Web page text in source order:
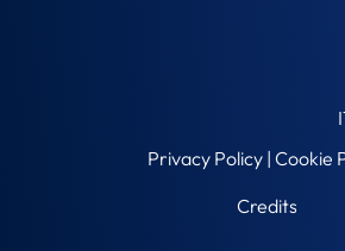
Privacy Policy | Cookie
Credits